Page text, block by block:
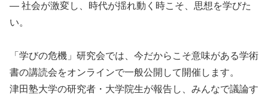
― 社会が激変し、時代が揺れ動く時こそ、 思想を学びた
い。
「学びの危機」研究会では、今だからこそ意味がある学術
書の講読会をオンラインで一般公開して開催します。
津田塾大学の研究者・大学院生が報告し、みんなで議論す